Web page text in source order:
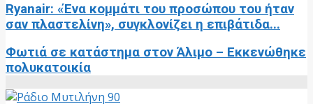
Ryanair: «Ένα κομμάτι του προσώπου του ήταν
σαν πλαστελίνη», συγκλονίζει η επιβάτιδα...
Φωτιά σε κατάστημα στον Άλιμο – Εκκενώθηκε
πολυκατοικία